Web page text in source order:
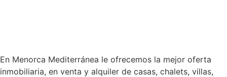
En Menorca Mediterránea le ofrecemos la mejor oferta
inmobiliaria, en venta y alquiler de casas, chalets, villas,